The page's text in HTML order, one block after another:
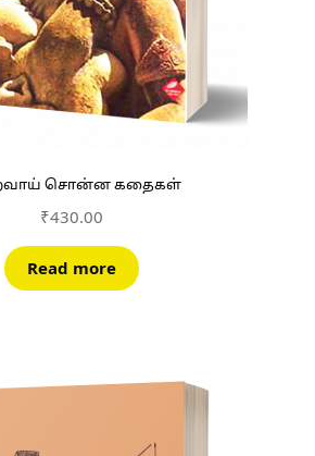
சொன்ன கதைகள்
₹430.00
Read more